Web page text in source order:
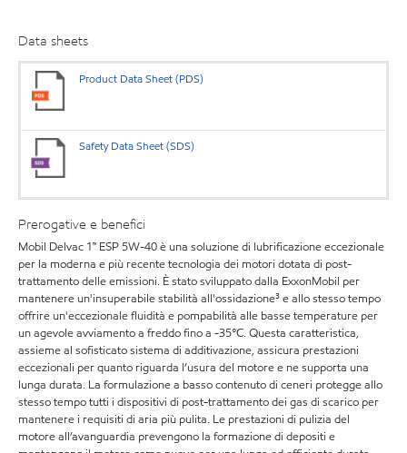
Data sheets
Product Data Sheet (PDS)
Safety Data Sheet (SDS)
Prerogative e benefici
Mobil Delvac 1™ ESP 5W-40 è una soluzione di lubrificazione eccezionale
per la moderna e più recente tecnologia dei motori dotata di post-
trattamento delle emissioni. È stato sviluppato dalla ExxonMobil per
mantenere un'insuperabile stabilità all'ossidazione³ e allo stesso tempo
offrire un'eccezionale fluidità e pompabilità alle basse temperature per
un agevole avviamento a freddo fino a -35°C. Questa caratteristica,
assieme al sofisticato sistema di additivazione, assicura prestazioni
eccezionali per quanto riguarda l’usura del motore e ne supporta una
lunga durata. La formulazione a basso contenuto di ceneri protegge allo
stesso tempo tutti i dispositivi di post-trattamento dei gas di scarico per
mantenere i requisiti di aria più pulita. Le prestazioni di pulizia del
motore all’avanguardia prevengono la formazione di depositi e